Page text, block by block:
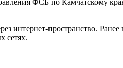
интернет-пространство. Ранее
сетях.